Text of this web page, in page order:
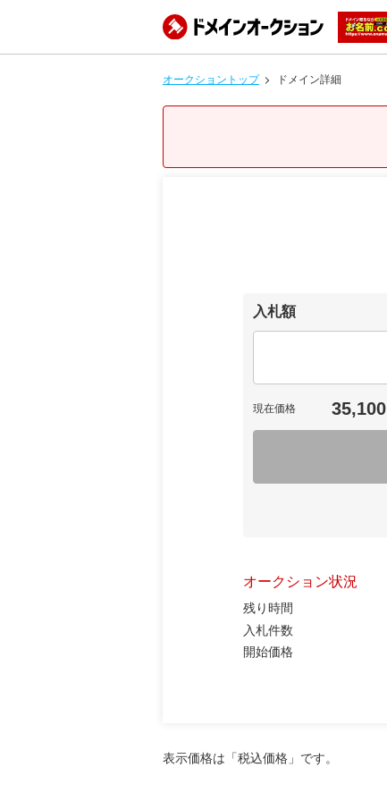
オークショントップ ドメイン詳細
入札額
現在価格 35,100
オークション状況
残り時間
入札件数
開始価格
表示価格は「税込価格」です。